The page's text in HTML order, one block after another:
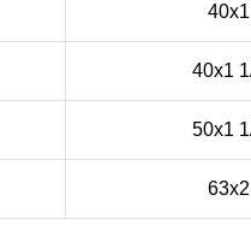
40х1
40х1
50х1
63х2